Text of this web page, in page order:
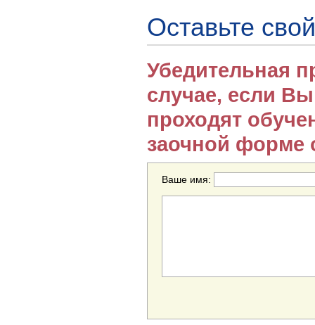
Оставьте
Убедительная
случае, если
проходят
заочной форме
Ваше имя: